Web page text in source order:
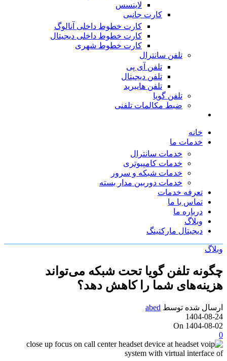
لاینسس
کارت جانبی
کارت خطوط داخلی آنالوگ
کارت خطوط داخلی دیجیتال
کارت خطوط شهری
تلفن سانترال
تلفن آی پی
تلفن دیجیتال
تلفن هایبرید
تلفن گویا
ضبط مکالمات تلفنی
خانه
خدمات ما
خدمات سانترال
خدمات کامپیوتری
خدمات شبکه و سرور
خدمات دوربین مدار بسته
تعرفه خدمات
تماس با ما
درباره ما
وبلاگ
دیجیتال مارکتینگ
تلفن گویا تحت شبکه می‌تواند
شما را کاهش دهد؟
شده توسط abed
1404-
On 1404-